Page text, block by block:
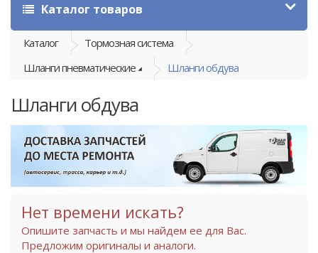
Каталог товаров
Каталог
Тормозная система
Шланги пневматические
Шланги обдува
Шланги обдува
Нет времени искать?
Опишите запчасть и мы найдем ее для Вас.
Предложим оригиналы и аналоги.